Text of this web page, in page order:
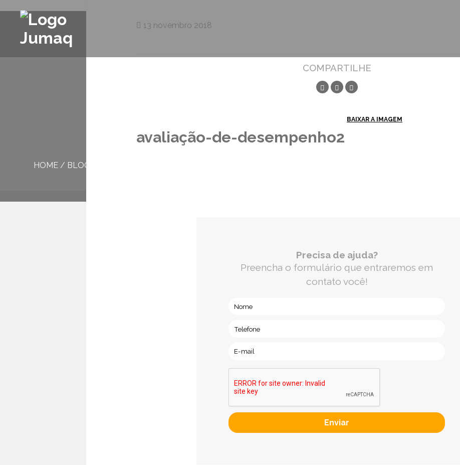
HOME / BLOG
13 novembro 2018
COMPARTILHE
avaliação-de-desempenho2
BAIXAR A IMAGEM
Precisa de ajuda?
Preencha o formulário que entraremos em
contato você!